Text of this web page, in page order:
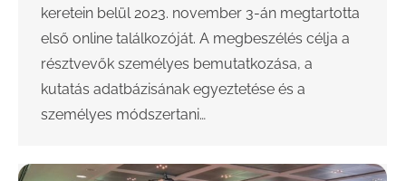
keretein belül 2023. november 3-án megtartotta
első online találkozóját. A megbeszélés célja a
résztvevők személyes bemutatkozása, a
kutatás adatbázisának egyeztetése és a
személyes módszertani…